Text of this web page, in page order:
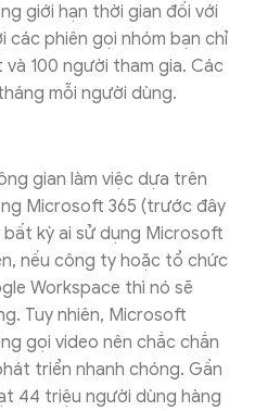
giới hạn thời gian đối với
các phiên gọi nhóm bạn chỉ
100 người tham gia. Các
mỗi người dùng.
gian làm việc dựa trên
Microsoft 365 (trước đây
bất kỳ ai sử dụng Microsoft
nếu công ty hoặc tổ chức
Workspace thì nó sẽ
Tuy nhiên, Microsoft
gọi video nên chắc chắn
triển nhanh chóng. Gần
44 triệu người dùng hàng